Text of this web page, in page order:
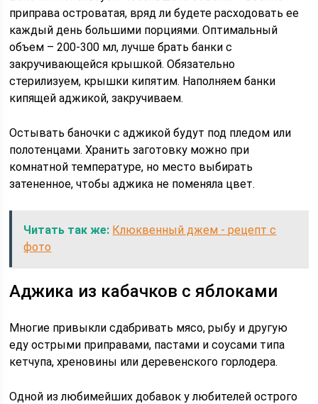
приправа островатая, вряд ли будете расходовать ее
каждый день большими порциями. Оптимальный
объем – 200-300 мл, лучше брать банки с
закручивающейся крышкой. Обязательно
стерилизуем, крышки кипятим. Наполняем банки
кипящей аджикой, закручиваем.
Остывать баночки с аджикой будут под пледом или
полотенцами. Хранить заготовку можно при
комнатной температуре, но место выбирать
затененное, чтобы аджика не поменяла цвет.
Читать так же: Клюквенный джем - рецепт с
фото
Аджика из кабачков с яблоками
Многие привыкли сдабривать мясо, рыбу и другую
еду острыми приправами, пастами и соусами типа
кетчупа, хреновины или деревенского горлодера.
Одной из любимейших добавок у любителей острого